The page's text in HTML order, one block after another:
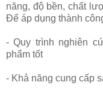
năng, độ bền, chất
Để áp dụng thành
- Quy trình nghiên
phẩm tốt
- Khả năng cung cấp